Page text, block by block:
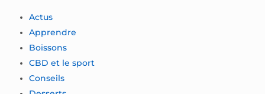
Actus
Apprendre
Boissons
CBD et le sport
Conseils